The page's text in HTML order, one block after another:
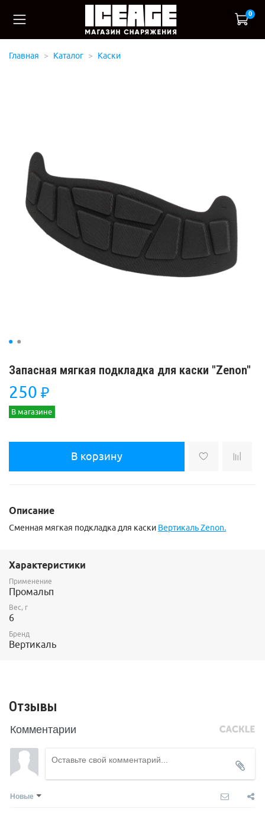
0
Главная Каталог Каски
Запасная мягкая подкладка для каски "Zenon"
250 ₽
В магазине
В корзину
Описание
Сменная мягкая подкладка для каски Вертикаль Zenon.
Характеристики
Применение
Промальп
Вес, г
6
Бренд
Вертикаль
Отзывы
Комментарии
Новые